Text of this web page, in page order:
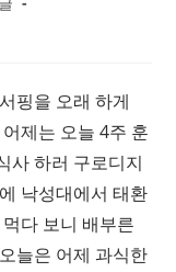
핑을 오래 하게
제는 오늘 4주 훈
사 하러 구로디지
낙성대에서 태환
다 보니 배부른
늘은 어제 과식한